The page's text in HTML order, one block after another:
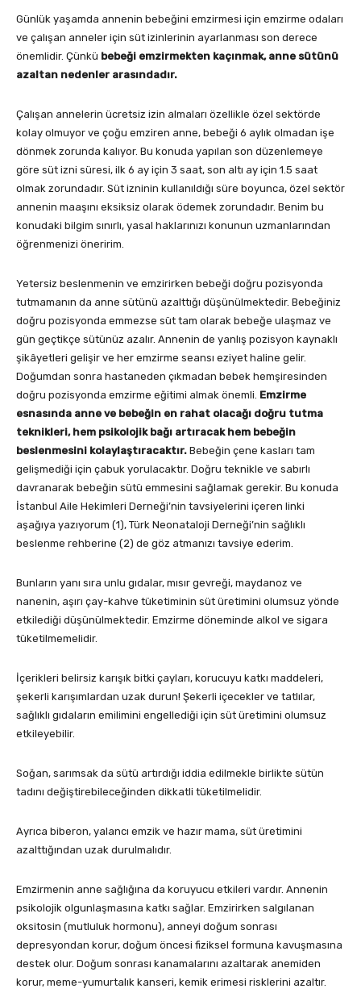
Günlük yaşamda annenin bebeğini emzirmesi için emzirme odaları
ve çalışan anneler için süt izinlerinin ayarlanması son derece
önemlidir. Çünkü bebeği emzirmekten kaçınmak, anne sütünü
azaltan nedenler arasındadır.
Çalışan annelerin ücretsiz izin almaları özellikle özel sektörde
kolay olmuyor ve çoğu emziren anne, bebeği 6 aylık olmadan işe
dönmek zorunda kalıyor. Bu konuda yapılan son düzenlemeye
göre süt izni süresi, ilk 6 ay için 3 saat, son altı ay için 1.5 saat
olmak zorundadır. Süt izninin kullanıldığı süre boyunca, özel sektör
annenin maaşını eksiksiz olarak ödemek zorundadır. Benim bu
konudaki bilgim sınırlı, yasal haklarınızı konunun uzmanlarından
öğrenmenizi öneririm.
Yetersiz beslenmenin ve emzirirken bebeği doğru pozisyonda
tutmamanın da anne sütünü azalttığı düşünülmektedir. Bebeğiniz
doğru pozisyonda emmezse süt tam olarak bebeğe ulaşmaz ve
gün geçtikçe sütünüz azalır. Annenin de yanlış pozisyon kaynaklı
şikâyetleri gelişir ve her emzirme seansı eziyet haline gelir.
Doğumdan sonra hastaneden çıkmadan bebek hemşiresinden
doğru pozisyonda emzirme eğitimi almak önemli. Emzirme
esnasında anne ve bebeğin en rahat olacağı doğru tutma
teknikleri, hem psikolojik bağı artıracak hem bebeğin
beslenmesini kolaylaştıracaktır. Bebeğin çene kasları tam
gelişmediği için çabuk yorulacaktır. Doğru teknikle ve sabırlı
davranarak bebeğin sütü emmesini sağlamak gerekir. Bu konuda
İstanbul Aile Hekimleri Derneği’nin tavsiyelerini içeren linki
aşağıya yazıyorum (1), Türk Neonataloji Derneği’nin sağlıklı
beslenme rehberine (2) de göz atmanızı tavsiye ederim.
Bunların yanı sıra unlu gıdalar, mısır gevreği, maydanoz ve
nanenin, aşırı çay-kahve tüketiminin süt üretimini olumsuz yönde
etkilediği düşünülmektedir. Emzirme döneminde alkol ve sigara
tüketilmemelidir.
İçerikleri belirsiz karışık bitki çayları, korucuyu katkı maddeleri,
şekerli karışımlardan uzak durun! Şekerli içecekler ve tatlılar,
sağlıklı gıdaların emilimini engellediği için süt üretimini olumsuz
etkileyebilir.
Soğan, sarımsak da sütü artırdığı iddia edilmekle birlikte sütün
tadını değiştirebileceğinden dikkatli tüketilmelidir.
Ayrıca biberon, yalancı emzik ve hazır mama, süt üretimini
azalttığından uzak durulmalıdır.
Emzirmenin anne sağlığına da koruyucu etkileri vardır. Annenin
psikolojik olgunlaşmasına katkı sağlar. Emzirirken salgılanan
oksitosin (mutluluk hormonu), anneyi doğum sonrası
depresyondan korur, doğum öncesi fiziksel formuna kavuşmasına
destek olur. Doğum sonrası kanamalarını azaltarak anemiden
korur, meme-yumurtalık kanseri, kemik erimesi risklerini azaltır.